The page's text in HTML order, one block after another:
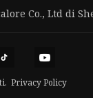
Co., Ltd di
Privacy Policy